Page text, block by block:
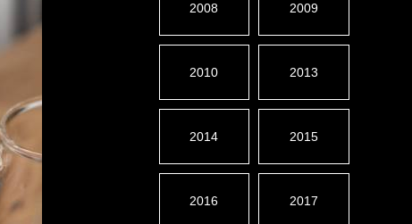
2008 2009
2010 2013
2014 2015
2016 2017